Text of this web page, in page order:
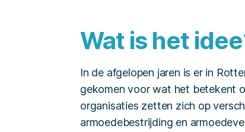
Wat is het
In de afgelopen jaren is er in
gekomen voor wat het betekent
organisaties zetten zich op
armoedebestrijding en